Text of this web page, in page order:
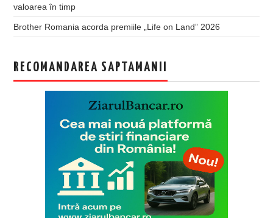
valoarea în timp
Brother Romania acorda premiile „Life on Land” 2026
RECOMANDAREA SAPTAMANII